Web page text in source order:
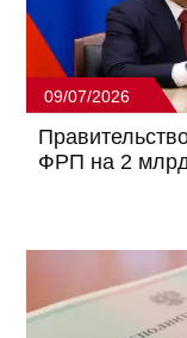
09/07/2026
ФРП на 2